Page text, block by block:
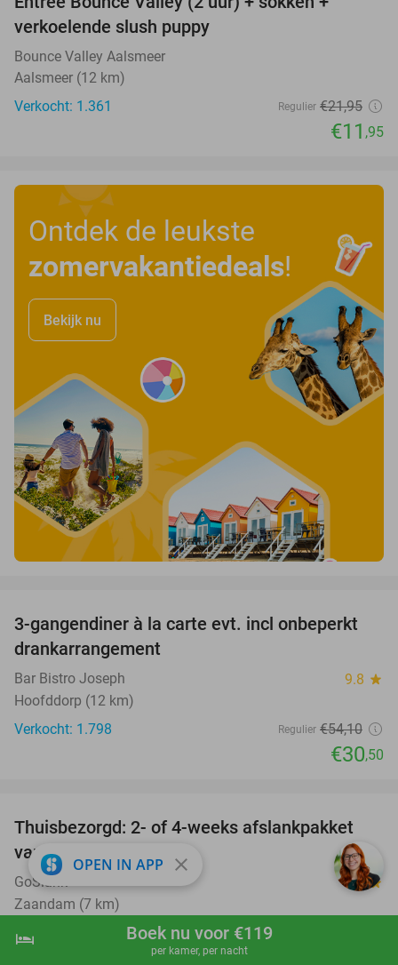
shopping_cart Boek nu
hotel Boek nu voor €119
per kamer, per nacht
verkoelende slush puppy
Bounce Valley Aalsmeer
Aalsmeer (12 km)
Verkocht: 1.361
Regulier €21,95
€11 ,95
Ontdek de leukste
zomervakantiedeals!
Bekijk nu
44%
3-gangendiner à la carte evt. incl onbeperkt
drankarrangement
Bar Bistro Joseph 9.8 star
Hoofddorp (12 km)
Verkocht: 1.798
Regulier €54,10
€30,50
55%
Thuisbezorgd: 2- of 4-weeks afslankpakket
van GoSlank
GoSlank 8.3star
Zaandam (7 km)
Verkocht: 338
OPEN IN APP close